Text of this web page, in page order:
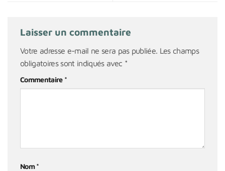
Laisser un commentaire
Votre adresse e-mail ne sera pas publiée. Les champs
obligatoires sont indiqués avec *
Commentaire *
Nom*